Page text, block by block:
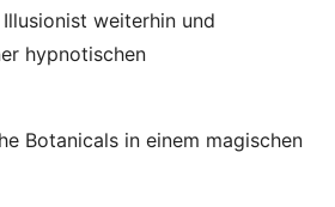
weiterhin und
hypnotischen
Botanicals in einem magischen